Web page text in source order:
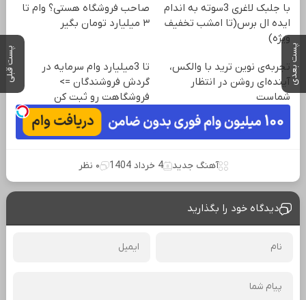
پست بعدی پست قبلی
با جلبک لاغری 3سوته به اندام
ایده ال برس(تا امشب تخفیف
ویژه)
صاحب فروشگاه هستی؟ وام تا
۳ میلیارد تومان بگیر
تجربه‌ی نوین ترید با والکس،
آینده‌ای روشن در انتظار
شماست
تا 3میلیارد وام سرمایه در
گردش فروشندگان =>
فروشگاهت رو ثبت کن
آهنگ جدید 4 خرداد 1404 ۰ نظر
دیدگاه خود را بگذارید